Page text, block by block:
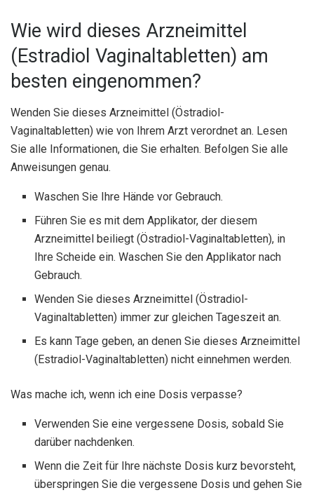
Wie wird dieses Arzneimittel
(Estradiol Vaginaltabletten) am
besten eingenommen?
Wenden Sie dieses Arzneimittel (Östradiol-
Vaginaltabletten) wie von Ihrem Arzt verordnet an. Lesen
Sie alle Informationen, die Sie erhalten. Befolgen Sie alle
Anweisungen genau.
Waschen Sie Ihre Hände vor Gebrauch.
Führen Sie es mit dem Applikator, der diesem
Arzneimittel beiliegt (Östradiol-Vaginaltabletten), in
Ihre Scheide ein. Waschen Sie den Applikator nach
Gebrauch.
Wenden Sie dieses Arzneimittel (Östradiol-
Vaginaltabletten) immer zur gleichen Tageszeit an.
Es kann Tage geben, an denen Sie dieses Arzneimittel
(Estradiol-Vaginaltabletten) nicht einnehmen werden.
Was mache ich, wenn ich eine Dosis verpasse?
Verwenden Sie eine vergessene Dosis, sobald Sie
darüber nachdenken.
Wenn die Zeit für Ihre nächste Dosis kurz bevorsteht,
überspringen Sie die vergessene Dosis und gehen Sie